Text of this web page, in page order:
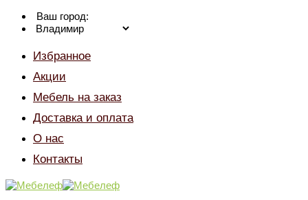
Skip
Ваш город:
Избранное
Акции
Мебель на заказ
Доставка и оплата
О нас
Контакты